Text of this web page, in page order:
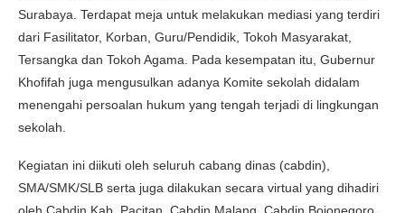
Surabaya. Terdapat meja untuk melakukan mediasi yang terdiri
dari Fasilitator, Korban, Guru/Pendidik, Tokoh Masyarakat,
Tersangka dan Tokoh Agama. Pada kesempatan itu, Gubernur
Khofifah juga mengusulkan adanya Komite sekolah didalam
menengahi persoalan hukum yang tengah terjadi di lingkungan
sekolah.
Kegiatan ini diikuti oleh seluruh cabang dinas (cabdin),
SMA/SMK/SLB serta juga dilakukan secara virtual yang dihadiri